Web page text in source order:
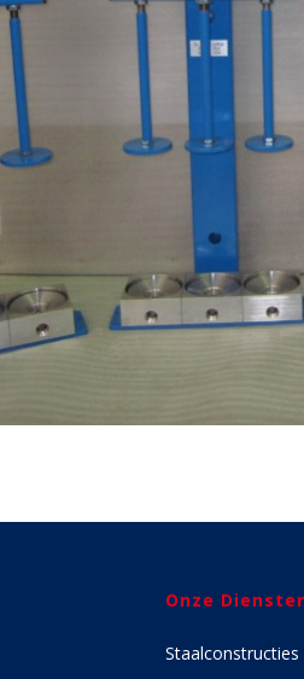
Onze
Staalconstructies